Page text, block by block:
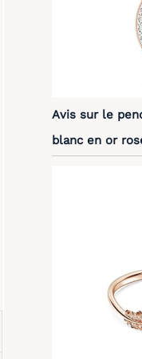
Avis sur le
blanc en or